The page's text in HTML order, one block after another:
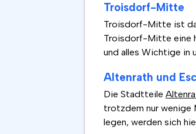
Troisdorf-Mitte
Troisdorf-Mitte ist
Troisdorf-Mitte eine
und alles Wichtige in
Altenrath und
Die Stadtteile
trotzdem nur wenige
legen, werden sich